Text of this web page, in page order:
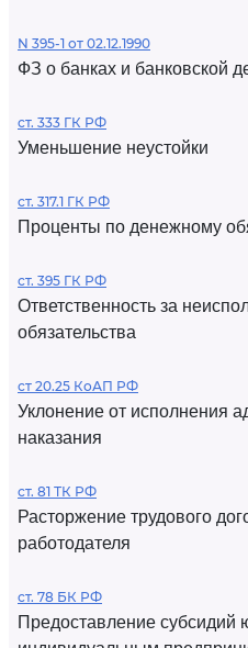
N 395-1 от 02.12.1990
ФЗ о банках и банковской
ст. 333 ГК РФ
Уменьшение неустойки
ст. 317.1 ГК РФ
Проценты по денежному
ст. 395 ГК РФ
Ответственность за
обязательства
ст 20.25 КоАП РФ
Уклонение от исполнения
наказания
ст. 81 ТК РФ
Расторжение трудового
работодателя
ст. 78 БК РФ
Предоставление субсидий